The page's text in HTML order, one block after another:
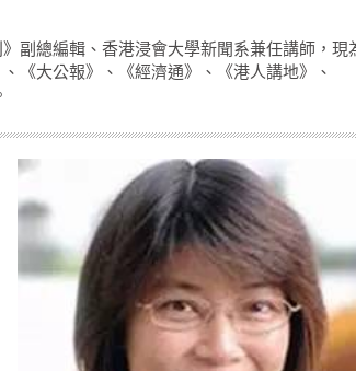
副總編輯、香港浸會大學新聞系兼任講師，現
《大公報》、《經濟通》、《港人講地》、